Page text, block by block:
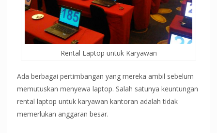
Rental Laptop untuk Karyawan
Ada berbagai pertimbangan yang mereka ambil sebelum
memutuskan menyewa laptop. Salah satunya keuntungan
rental laptop untuk karyawan kantoran adalah tidak
memerlukan anggaran besar.